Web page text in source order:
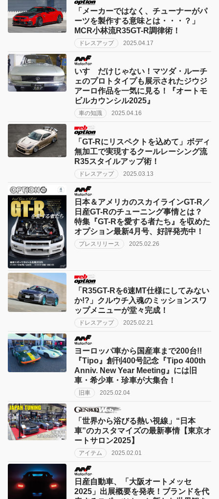
「メーカーではなく、チューナーがパ
ーツを製作する意味とは・・・？」
MCR小林流R35GT-R調律術！
ドレスアップ 2025.04.17
いすゞだけじゃない！マツダ・ルーチ
ェのプロトタイプも展示されたジウジ
アーロ作品を一気に見る！『オートモ
ビルカウンシル2025』
車の知識 2025.04.16
「GT-Rにリスペクトを込めて」ボディ
無加工で実現するクールレーシング流
R35スタイルアップ術！
ドレスアップ 2025.03.13
日本＆アメリカのスカイラインGT-R／
日産GT-Rのチューニング事情とは？
特集『GT-Rを愛する者たち』を収めた
オプション最新4月号、好評発売中！
プレスリリース 2025.02.26
「R35GT-Rを6速MT仕様にしてみない
か!?」クルウチ入魂のミッションスワ
ップメニューが堂々完成！
ドレスアップ 2025.02.21
ヨーロッパ車から国産車まで200台!!
『Tipo』創刊400号記念『Tipo 400th
Anniv. New Year Meeting』には旧
車・希少車・珍車が大集合！
旧車 2025.02.04
「世界から浴びる熱い視線」“日本
車”のカスタマイズの最新事情【東京オ
ートサロン2025】
アイテム 2025.02.01
日産自動車、「大阪オートメッセ
2025」出展概要を発表！ブランドを代